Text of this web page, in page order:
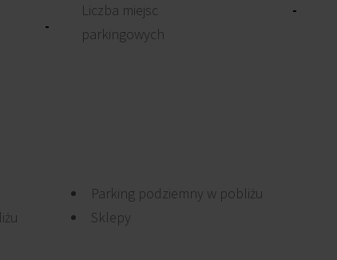
-
Liczba miejsc
parkingowych
-
Parking podziemny w pobliżu
Sklepy